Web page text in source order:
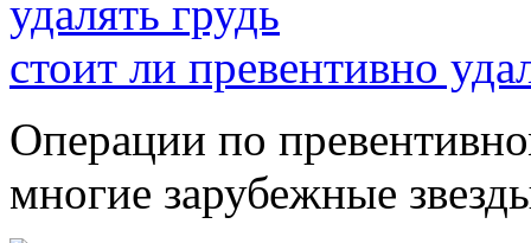
стоит ли превентивно
Операции по
многие зарубежные